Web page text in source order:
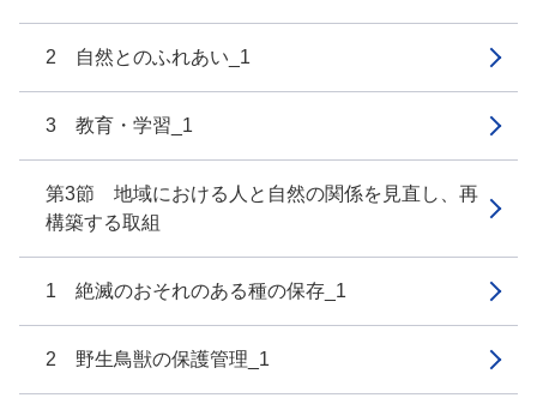
2 自然とのふれあい_1
3 教育・学習_1
第3節 地域における人と自然の関係を見直し、再
構築する取組
1 絶滅のおそれのある種の保存_1
2 野生鳥獣の保護管理_1